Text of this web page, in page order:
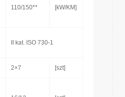
110/150** [kW/KM]
II kat. ISO 730-1
2×7 [szt]